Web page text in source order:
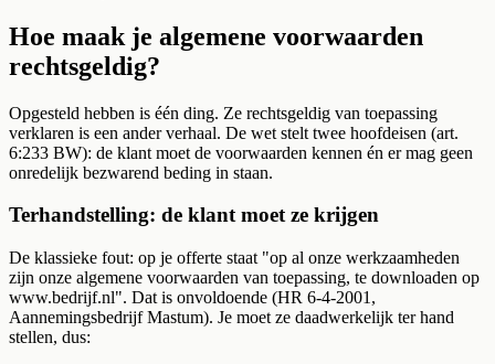
Hoe maak je algemene voorwaarden
rechtsgeldig?
Opgesteld hebben is één ding. Ze rechtsgeldig van toepassing
verklaren is een ander verhaal. De wet stelt twee hoofdeisen (art.
6:233 BW): de klant moet de voorwaarden kennen én er mag geen
onredelijk bezwarend beding in staan.
Terhandstelling: de klant moet ze krijgen
De klassieke fout: op je offerte staat "op al onze werkzaamheden
zijn onze algemene voorwaarden van toepassing, te downloaden op
www.bedrijf.nl". Dat is onvoldoende (HR 6-4-2001,
Aannemingsbedrijf Mastum). Je moet ze daadwerkelijk ter hand
stellen, dus: